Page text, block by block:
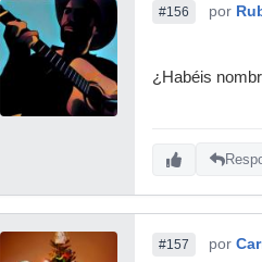
#156 por
¿Habéis
#157 por